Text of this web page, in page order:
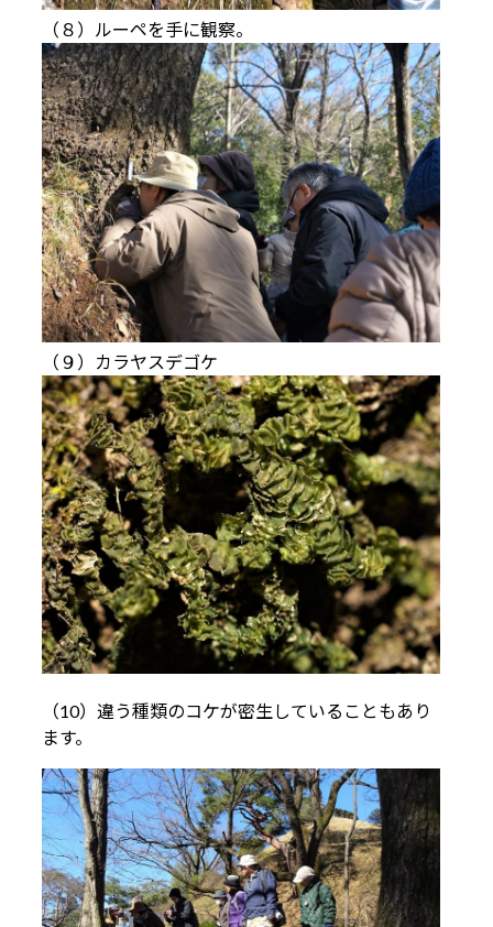
（８）ルーペを手に観察。
（９）カラヤスデゴケ
（10）違う種類のコケが密生していることもあり
ます。